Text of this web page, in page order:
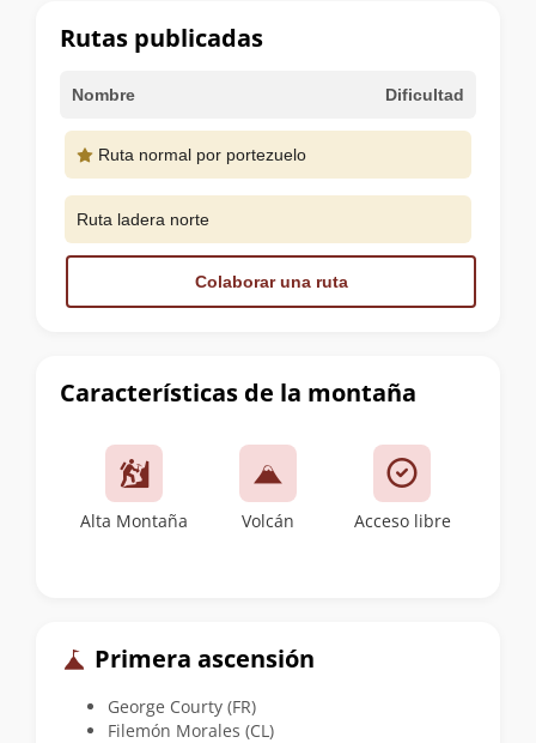
cumbre
Características de la montaña
Alta Montaña Volcán Acceso libre
Primera ascensión
George Courty (FR)
Filemón Morales (CL)
Rutas publicadas
Nombre Dificultad
Ruta normal por portezuelo
Ruta ladera norte
Colaborar una ruta